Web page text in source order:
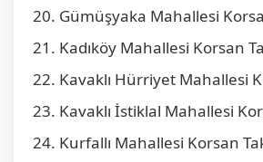
Gümüşyaka Mahallesi
Kadıköy Mahallesi Korsan
Kavaklı Hürriyet Mahallesi
Kavaklı İstiklal Mahallesi
Kurfallı Mahallesi Korsan